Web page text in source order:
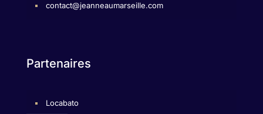
contact@jeanneaumarseille.com
Partenaires
Locabato